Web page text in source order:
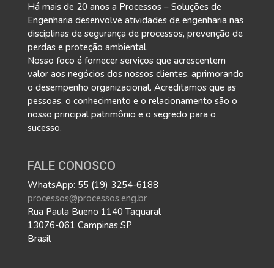
Há mais de 20 anos a Processos – Soluções de
Engenharia desenvolve atividades de engenharia nas
disciplinas de segurança de processos, prevenção de
perdas e proteção ambiental.
Nosso foco é fornecer serviços que acrescentem
valor aos negócios dos nossos clientes, aprimorando
o desempenho organizacional. Acreditamos que as
pessoas, o conhecimento e o relacionamento são o
nosso principal patrimônio e o segredo para o
sucesso.
FALE CONOSCO
WhatsApp: 55 (19) 3254-6188
processos@processos.eng.br
Rua Paula Bueno 1140 Taquaral
13076-061 Campinas SP
Brasil